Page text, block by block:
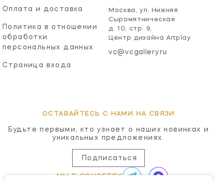
Оплата и доставка
Политика в отношении
обработки
персональных данных
Страница входа
Москва, ул. Нижняя
Сыромятническая
д. 10, стр. 9,
Центр дизайна Artplay
vc@vcgallery.ru
ОСТАВАЙТЕСЬ С НАМИ НА СВЯЗИ
Будьте первыми, кто узнает о наших новинках и
уникальных предложениях.
Подписаться
МЫ В СОЦСЕТЯХ